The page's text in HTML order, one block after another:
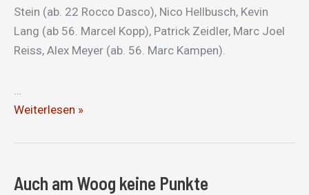
Stein (ab. 22 Rocco Dasco), Nico Hellbusch, Kevin
Lang (ab 56. Marcel Kopp), Patrick Zeidler, Marc Joel
Reiss, Alex Meyer (ab. 56. Marc Kampen).
Rückschlag
Kampf
den
Weiterlesen »
Auch am Woog keine Punkte